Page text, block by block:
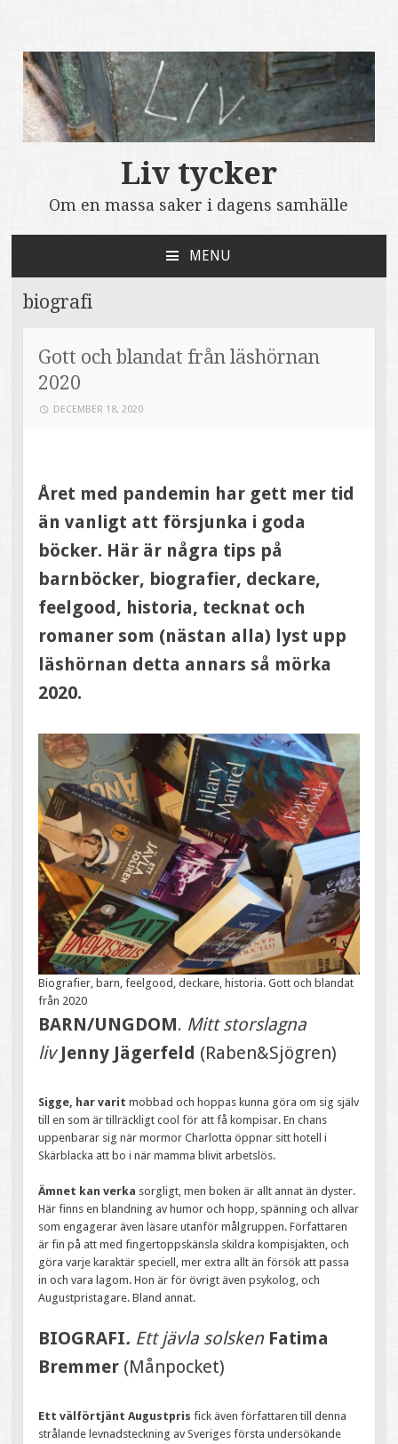
Liv tycker
Om en massa saker i dagens samhälle
MENU
CONTENT
biografi
Gott och blandat från läshörnan
2020
DECEMBER 18, 2020
Året med pandemin har gett mer tid
än vanligt att försjunka i goda
böcker. Här är några tips på
barnböcker, biografier, deckare,
feelgood, historia, tecknat och
romaner som (nästan alla) lyst upp
läshörnan detta annars så mörka
2020.
Biografier, barn, feelgood, deckare, historia. Gott och blandat
från 2020
BARN/UNGDOM. Mitt storslagna
liv Jenny Jägerfeld (Raben&Sjögren)
Sigge, har varitmobbad och hoppas kunna göra om sig själv
till en som är tillräckligt cool för att få kompisar. En chans
uppenbarar sig när mormor Charlotta öppnar sitt hotell i
Skärblacka att bo i när mamma blivit arbetslös.
Ämnet kan verka sorgligt, men boken är allt annat än dyster.
Här finns en blandning av humor och hopp, spänning och allvar
som engagerar även läsare utanför målgruppen. Författaren
är fin på att med fingertoppskänsla skildra kompisjakten, och
göra varje karaktär speciell, mer extra allt än försök att passa
in och vara lagom. Hon är för övrigt även psykolog, och
Augustpristagare. Bland annat.
BIOGRAFI. Ett jävla solsken Fatima
Bremmer (Månpocket)
Ett välförtjänt Augustpris fick även författaren till denna
strålande levnadsteckning av Sveriges första undersökande